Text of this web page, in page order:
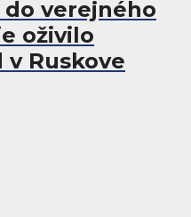
verejného
oživilo
Ruskove